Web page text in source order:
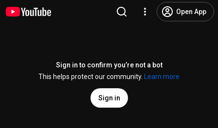
Open App
Sign in to confirm you’re not a bot
This helps protect our community.
Learn more
Sign in